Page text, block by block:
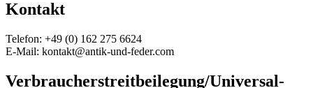
Kontakt
Telefon: +49 (0) 162 275 6624
E-Mail: kontakt@antik-und-feder.com
Verbraucher­streit­beilegung/Universal­